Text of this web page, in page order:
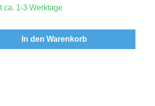
ca. 1-3 Werktage
gewünschten Wert ein
In den Warenkorb